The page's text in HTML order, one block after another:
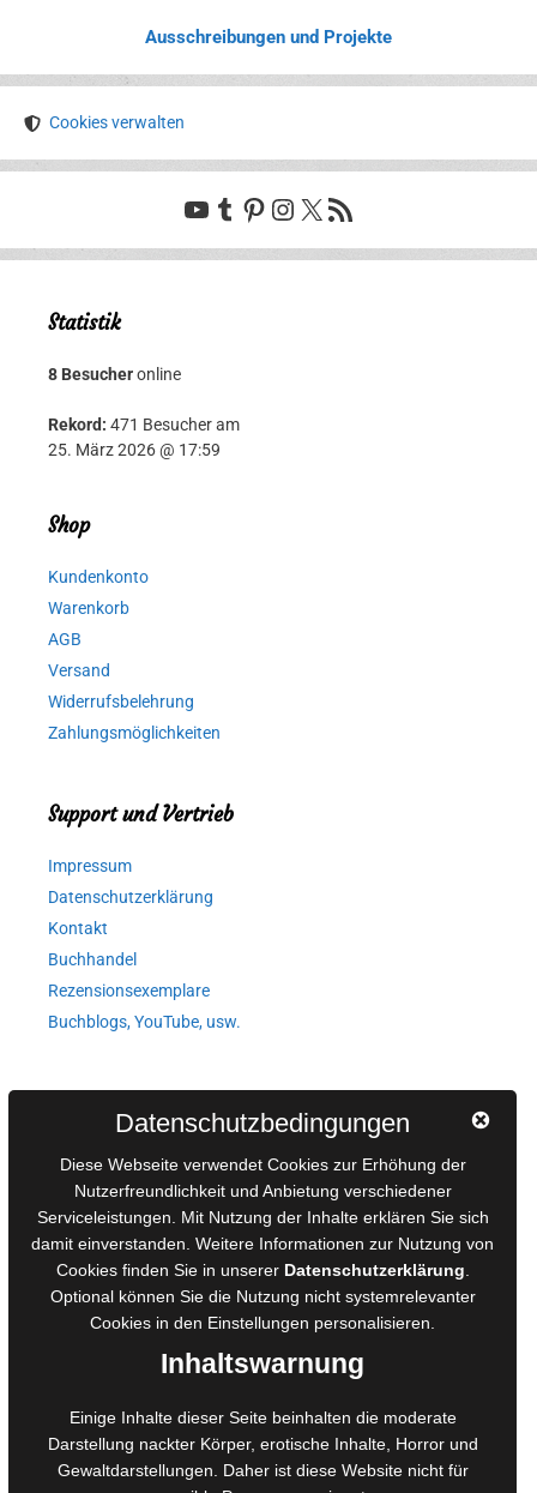
Ausschreibungen und Projekte
Cookies verwalten
YouTube
Tumblr
Pinterest
Instagram
X RSS-Feed
Statistik
8 Besucheronline
Rekord: 471 Besucher am
25. März 2026 @ 17:59
Shop
Kundenkonto
Warenkorb
AGB
Versand
Widerrufsbelehrung
Zahlungsmöglichkeiten
Support und Vertrieb
Impressum
Datenschutzerklärung
Kontakt
Buchhandel
Rezensionsexemplare
Buchblogs, YouTube, usw.
AGB für Medienprojekte
Online-Artikel
Manuskripte einreichen
Ausschreibungen
Belegexemplare
Eigenbedarfsexemplare
Foto- und Bildbearbeitung
Fotorestauration
Datenschutzbedingungen
Diese Webseite verwendet Cookies zur Erhöhung der
Nutzerfreundlichkeit und Anbietung verschiedener
Serviceleistungen. Mit Nutzung der Inhalte erklären Sie sich
damit einverstanden. Weitere Informationen zur Nutzung von
Cookies finden Sie in unserer Datenschutzerklärung
Optional können Sie die Nutzung nicht systemrelevanter
Cookies in den Einstellungen personalisieren.
Inhaltswarnung
Einige Inhalte dieser Seite beinhalten die moderate
Darstellung nackter Körper, erotische Inhalte, Horror und
Gewaltdarstellungen. Daher ist diese Website nicht für